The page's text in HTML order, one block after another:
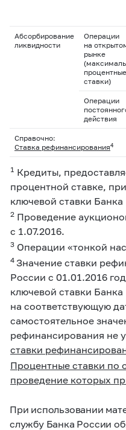
Абсорбирование
ликвидности
Операции
на
рынке
процентные
ставки)
Операции
действия
Справочно:
Ставка рефинансирования4
1 Кредиты,
процентной ставке,
ключевой ставки
2 Проведение
с 1.07.2016.
3 Операции «тонкой
4 Значение ставки
России с 01.01.2016
ключевой ставки
на соответствующую
самостоятельное
рефинансирования не
ставки
Процентные ставки по
проведение которых
При использовании
службу Банка России